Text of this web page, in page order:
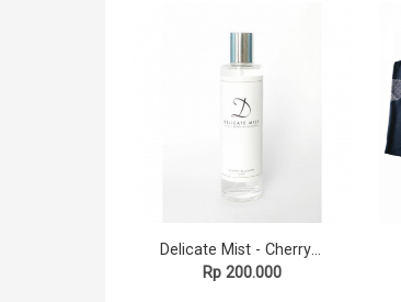
Delicate Mist - Cherry Blossom 120ml
Rp 200.000